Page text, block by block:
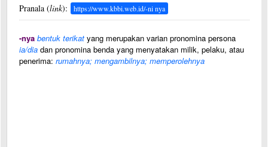
Pranala (link): https://www.kbbi.web.id/-ni nya
-nya bentuk terikat yang merupakan varian pronomina persona
ia/dia dan pronomina benda yang menyatakan milik, pelaku, atau
penerima: rumahnya; mengambilnya; memperolehnya